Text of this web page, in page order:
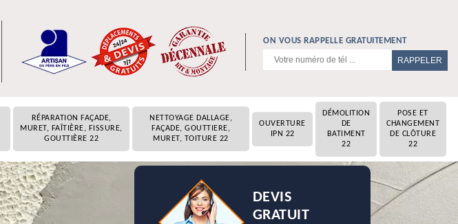
ON VOUS RAPPELLE GRATUITEMENT
RÉPARATION FAÇADE,
MURET, FAÎTIÈRE, FISSURE,
GOUTTIÈRE 22
NETTOYAGE DALLAGE,
FAÇADE, GOUTTIERE,
MURET, TOITURE 22
OUVERTURE
IPN 22
DÉMOLITION
DE
BATIMENT
22
POSE ET
CHANGEMENT
DE CLÔTURE
22
DEVIS
GRATUIT